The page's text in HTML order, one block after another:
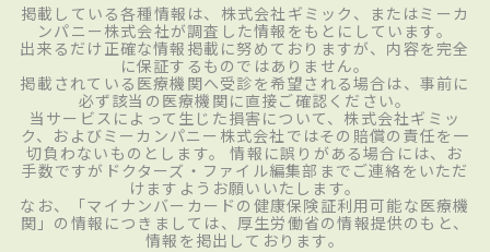
掲載している各種情報は、株式会社ギミック、またはミーカ
ンパニー株式会社が調査した情報をもとにしています。
出来るだけ正確な情報掲載に努めておりますが、内容を完全
に保証するものではありません。
掲載されている医療機関へ受診を希望される場合は、事前に
必ず該当の医療機関に直接ご確認ください。
当サービスによって生じた損害について、株式会社ギミッ
ク、およびミーカンパニー株式会社ではその賠償の責任を一
切負わないものとします。 情報に誤りがある場合には、お
手数ですがドクターズ・ファイル編集部までご連絡をいただ
けますようお願いいたします。
なお、「マイナンバーカードの健康保険証利用可能な医療機
関」の情報につきましては、厚生労働省の情報提供のもと、
情報を掲出しております。